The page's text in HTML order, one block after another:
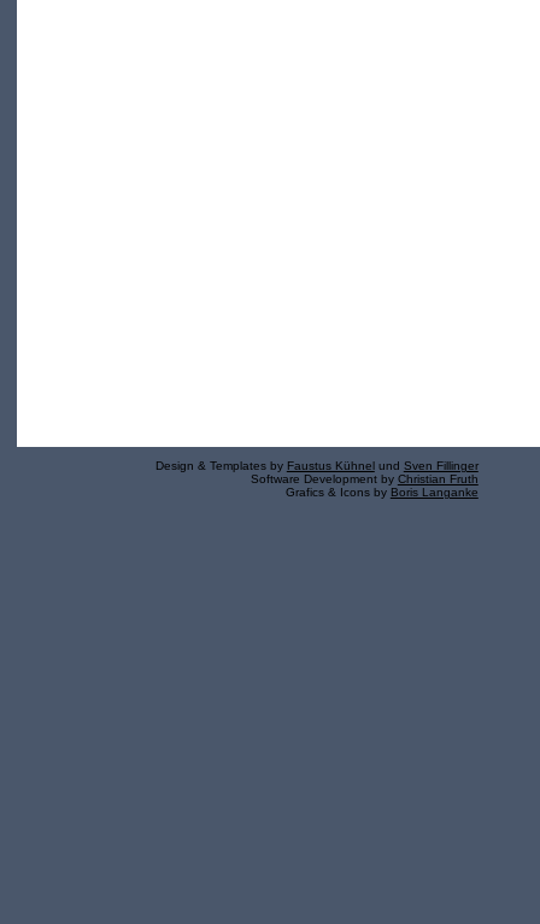
Design & Templates by Faustus Kühnel und Sven Fillinger
Software Development by Christian Fruth
Grafics & Icons by Boris Langanke